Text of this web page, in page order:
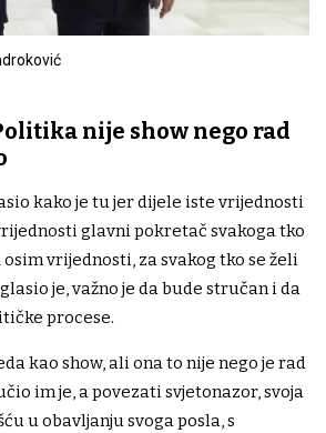
nije show nego rad
kako je tu jer dijele iste vrijednosti
glavni pokretač svakoga tko
vrijednosti, za svakog tko se želi
je, važno je da bude stručan i da
procese.
kao show, ali ona to nije nego je rad
im je, a povezati svjetonazor, svoja
u obavljanju svoga posla, s